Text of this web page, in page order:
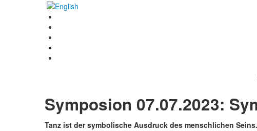
Symposion 07.07.2023:
Tanz ist der symbolische Ausdruck des menschlichen Seins.